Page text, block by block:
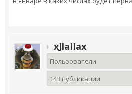
xJlaIIax
Пользователи
143 публикации